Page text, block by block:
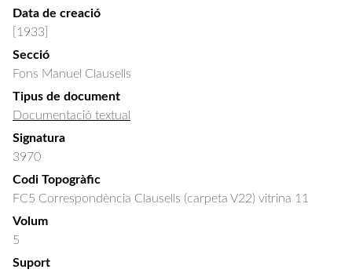
Data de creació
[1933]
Secció
Fons Manuel Clausells
Tipus de document
Documentació textual
Signatura
3970
Codi Topogràfic
FC5 Correspondència Clausells (carpeta V22) vitrina 11
Volum
5
Suport